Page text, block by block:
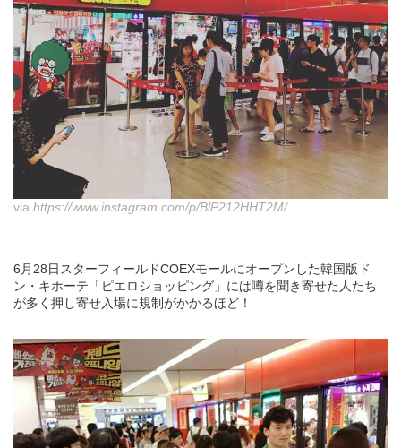
via https://www.instagram.com/p/BlP212HHT2M/
6月28日スターフィールドCOEXモールにオープンした韓国版ド
ン・キホーテ「ピエロショッピング」には噂を聞き寄せた人たち
が多く押し寄せ入場に規制がかかるほど！